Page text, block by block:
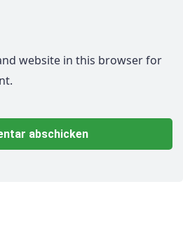
website in this browser for